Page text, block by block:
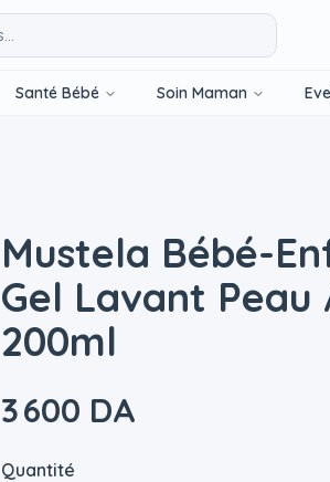
Santé Bébé Soin Maman
Mustela Bébé-
Gel Lavant Peau
200ml
3 600 DA
Quantité